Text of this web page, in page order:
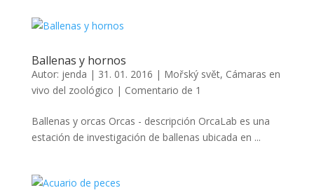
Ballenas y hornos
Autor: jenda | 31. 01. 2016 | Mořský svět, Cámaras en
vivo del zoológico | Comentario de 1
Ballenas y orcas Orcas - descripción OrcaLab es una
estación de investigación de ballenas ubicada en ...